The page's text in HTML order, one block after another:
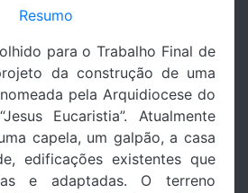
Resumo
para o Trabalho Final de
da construção de uma
pela Arquidiocese do
Eucaristia”. Atualmente
capela, um galpão, a casa
edificações existentes que
e adaptadas. O terreno